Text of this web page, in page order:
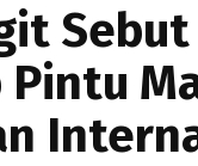
Pintu